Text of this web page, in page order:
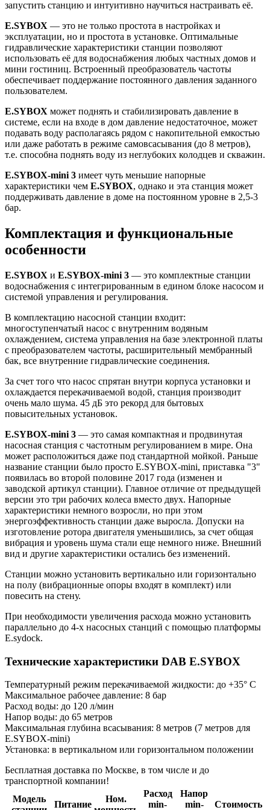
запустить станцию и интуитивно научиться настраивать её.
E.SYBOX — это не только простота в настройках и
эксплуатации, но и простота в установке. Оптимальные
гидравлические характеристики станции позволяют
использовать её для водоснабжения любых частных домов и
мини гостиниц. Встроенный преобразователь частоты
обеспечивает поддержание постоянного давления заданного
пользователем.
E.SYBOX может поднять и стабилизировать давление в
системе, если на входе в дом давление недостаточное, может
подавать воду располагаясь рядом с накопительной емкостью
или даже работать в режиме самовсасывания (до 8 метров),
т.е. способна поднять воду из неглубоких колодцев и скважин.
E.SYBOX-mini 3 имеет чуть меньшие напорные
характеристики чем E.SYBOX, однако и эта станция может
поддерживать давление в доме на постоянном уровне в 2,5-3
бар.
Комплектация и функциональные
особенности
E.SYBOX и E.SYBOX-mini 3 — это комплектные станции
водоснабжения с интегрированным в едином блоке насосом и
системой управления и регулирования.
В комплектацию насосной станции входит:
многоступенчатый насос с внутренним водяным
охлаждением, система управления на базе электронной платы
с преобразователем частоты, расширительный мембранный
бак, все внутренние гидравлические соединения.
За счет того что насос спрятан внутри корпуса установки и
охлаждается перекачиваемой водой, станция производит
очень мало шума. 45 дБ это рекорд для бытовых
повысительных установок.
E.SYBOX-mini 3 — это самая компактная и продвинутая
насосная станция с частотным регулированием в мире. Она
может расположиться даже под стандартной мойкой. Раньше
название станции было просто E.SYBOX-mini, приставка "3"
появилась во второй половине 2017 года (изменен и
заводской артикул станции). Главное отличие от предыдущей
версии это три рабочих колеса вместо двух. Напорные
характеристики немного возросли, но при этом
энергоэффективность станции даже выросла. Допуски на
изготовление ротора двигателя уменьшились, за счет общая
вибрация и уровень шума стали еще немного ниже. Внешний
вид и другие характеристики остались без изменений.
Станции можно установить вертикально или горизонтально
на полу (вибрационные опоры входят в комплект) или
повесить на стену.
При необходимости увеличения расхода можно установить
параллельно до 4-х насосных станций с помощью платформы
E.sydock.
Технические характеристики DAB E.SYBOX
Температурный режим перекачиваемой жидкости: до +35° С
Максимальное рабочее давление: 8 бар
Расход воды: до 120 л/мин
Напор воды: до 65 метров
Максимальная глубина всасывания: 8 метров (7 метров для
E.SYBOX-mini)
Установка: в вертикальном или горизонтальном положении
Бесплатная доставка по Москве, в том числе и до
транспортной компании!
Модель
Питание
Ном.
Расход
min-
Напор
min-
Стоимость